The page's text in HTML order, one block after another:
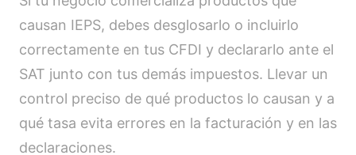
causan IEPS, debes desglosarlo o incluirlo
correctamente en tus CFDI y declararlo ante el
SAT junto con tus demás impuestos. Llevar un
control preciso de qué productos lo causan y a
qué tasa evita errores en la facturación y en las
declaraciones.